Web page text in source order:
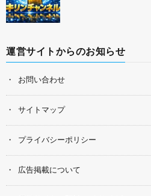
運営サイトからのお知らせ
お問い合わせ
サイトマップ
プライバシーポリシー
広告掲載について